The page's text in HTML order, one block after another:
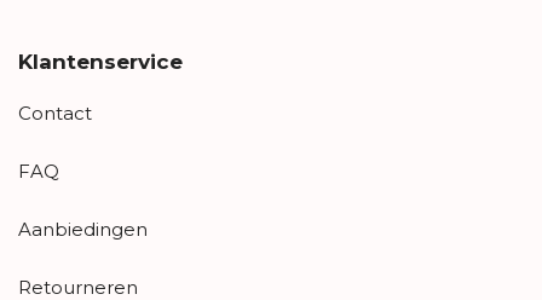
Klantenservice
Contact
FAQ
Aanbiedingen
Retourneren